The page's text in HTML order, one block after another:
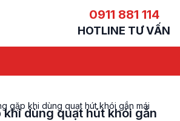
0911 881 114
HOTLINE TƯ VẤN
gặp khi dùng quạt hút khói gắn mái
dùng quạt hút khói gắn